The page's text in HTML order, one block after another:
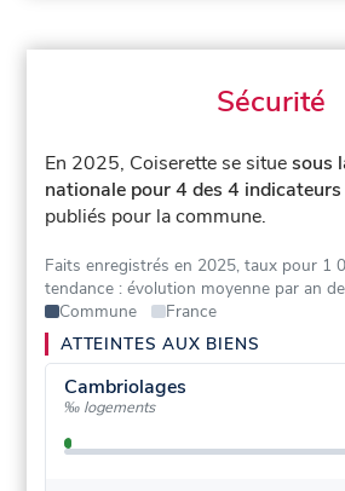
Sécurité
En 2025, Coiserette se situesous
nationale pour 4 des 4 indicateurs
publiés pour la commune.
Faits enregistrés en 2025, taux pour 1
tendance : évolution moyenne par an
Commune
France
ATTEINTES AUX BIENS
Cambriolages
‰ logements